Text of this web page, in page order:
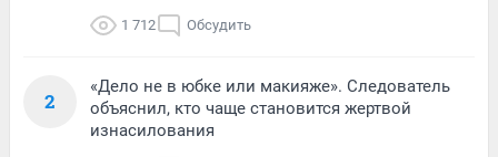
1 712 Обсудить
2
«Дело не в юбке или макияже». Следователь
объяснил, кто чаще становится жертвой
изнасилования